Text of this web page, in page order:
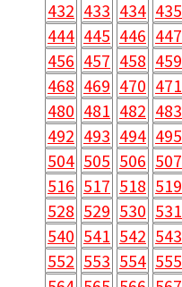
432 433 434 435
444 445 446 447
456 457 458 459
468 469 470 471
480 481 482 483
492 493 494 495
504 505 506 507
516 517 518 519
528 529 530 531
540 541 542 543
552 553 554 555